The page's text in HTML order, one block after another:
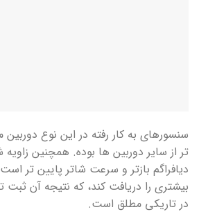
سنسورهای به کار رفته در این نوع دوربین
تر از سایر دوربین ها بوده. همچنین
دیافراگم بازتر و سرعت شاتر پایین تر
بیشتری را دریافت کند، که نتیجه آن
در تاریکی مطلق است.